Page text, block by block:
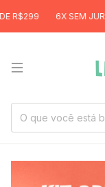
6X SEM JUROS